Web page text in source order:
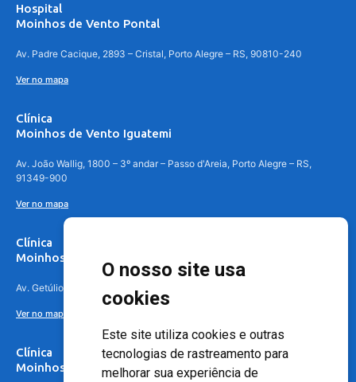
O nosso site usa
cookies
Este site utiliza cookies e outras
tecnologias de rastreamento para
melhorar sua experiência de
Hospital
Moinhos de Vento Pontal
Av. Padre Cacique, 2893 – Cristal, Porto Alegre – RS, 90810-240
Ver no mapa
Clínica
Moinhos de Vento Iguatemi
Av. João Wallig, 1800 – 3º andar – Passo d'Areia, Porto Alegre – RS,
91349-900
Ver no mapa
Clínica
Moinhos de Vento Canoas
Av. Getúlio Vargas, 4841 – Centro, Canoas – RS, 92010-010
Ver no mapa
Clínica
Moinhos de Vento - Teresópolis